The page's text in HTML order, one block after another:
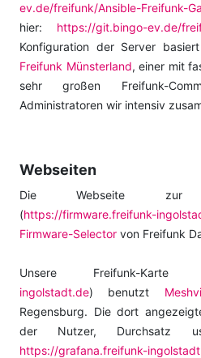
ev.de/freifunk/Ansible-Freifunk-
hier: https://git.bingo-ev.de/
Konfiguration der Server
Freifunk Münsterland, einer mit
sehr großen Freifunk-
Administratoren wir intensiv
Webseiten
Die Webseite zur
(https://firmware.freifunk-
Firmware-Selector von Freifunk
Unsere Freifunk-Karte
ingolstadt.de) benutzt
Regensburg. Die dort
der Nutzer, Durchsatz
https://grafana.freifunk-